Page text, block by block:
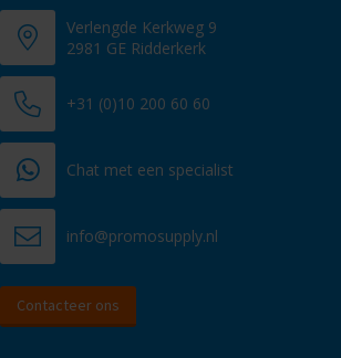
Verlengde Kerkweg 9
2981 GE Ridderkerk
+31 (0)10 200 60 60
Chat met een specialist
info@promosupply.nl
Contacteer ons